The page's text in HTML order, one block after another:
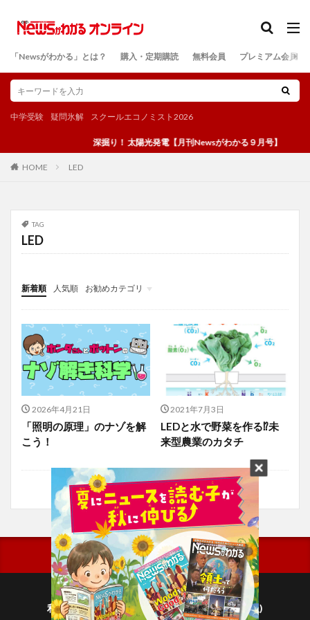
「Newsがわかる」とは？ 購入・定期購読 無料会員 プレミアム会員
中学受験 疑問氷解 スクールエコノミスト2026
深掘り！ 太陽光発電【月刊Newsがわかる９月号】
HOME LED
TAG
LED
新着順 人気順
お勧めカテゴリ
投稿
学び
マンガ
電子書籍
2026年4月21日
「照明の原理」のナゾを解
こう！
2021年7月3日
LEDと水で野菜を作る⁉未
来型農業のカタチ
利用規約
プライバシーポリシー(毎日新聞出版)
検索